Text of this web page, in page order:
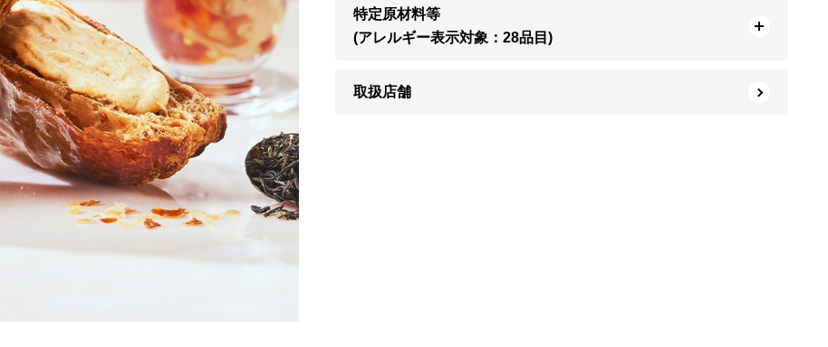
特定原材料等
(アレルギー表示対象：28品目)
取扱店舗